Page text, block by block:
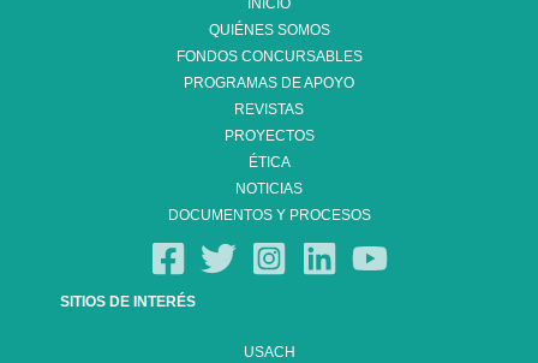
QUIÉNES SOMOS
FONDOS CONCURSABLES
PROGRAMAS DE APOYO
REVISTAS
PROYECTOS
ÉTICA
NOTICIAS
DOCUMENTOS Y PROCESOS
SITIOS DE INTERÉS
USACH